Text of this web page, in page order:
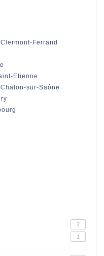
Clermont-Ferrand
Etienne
Chalon-sur-Saône
2
1